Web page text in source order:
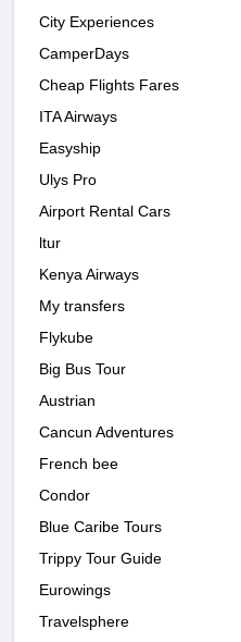
City Experiences
CamperDays
Cheap Flights Fares
ITA Airways
Easyship
Ulys Pro
Airport Rental Cars
ltur
Kenya Airways
My transfers
Flykube
Big Bus Tour
Austrian
Cancun Adventures
French bee
Condor
Blue Caribe Tours
Trippy Tour Guide
Eurowings
Travelsphere